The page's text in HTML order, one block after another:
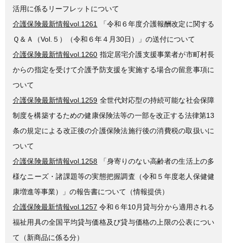
活用に係るリーフレットについて
介護保険最新情報vol.1261
「令和６年度介護報酬改定に関する
Ｑ＆Ａ（Vol.５）（令和６年４月30日）」の送付について
介護保険最新情報vol.1260 指定居宅介護支援事業者が市町村長
からの指定を受けて介護予防支援を実施する場合の留意事項に
ついて
介護保険最新情報vol.1259 全世代対応型の持続可能な社会保障
制度を構築するための健康保険法等の一部を改正する法律第13
条の規定による改正後の介護保険法施行後の消費税の取扱いに
ついて
介護保険最新情報vol.1258 「身寄りのない高齢者の生活上の多
様なニーズ・諸課題等の実態把握調査（令和５年度老人保健健
康増進等事業）」の報告書について（情報提供）
介護保険最新情報vol.1257 令和６年10月貸与分から適用される
福祉用具の全国平均貸与価格及び貸与価格の上限の公表につい
て（新商品に係る分）